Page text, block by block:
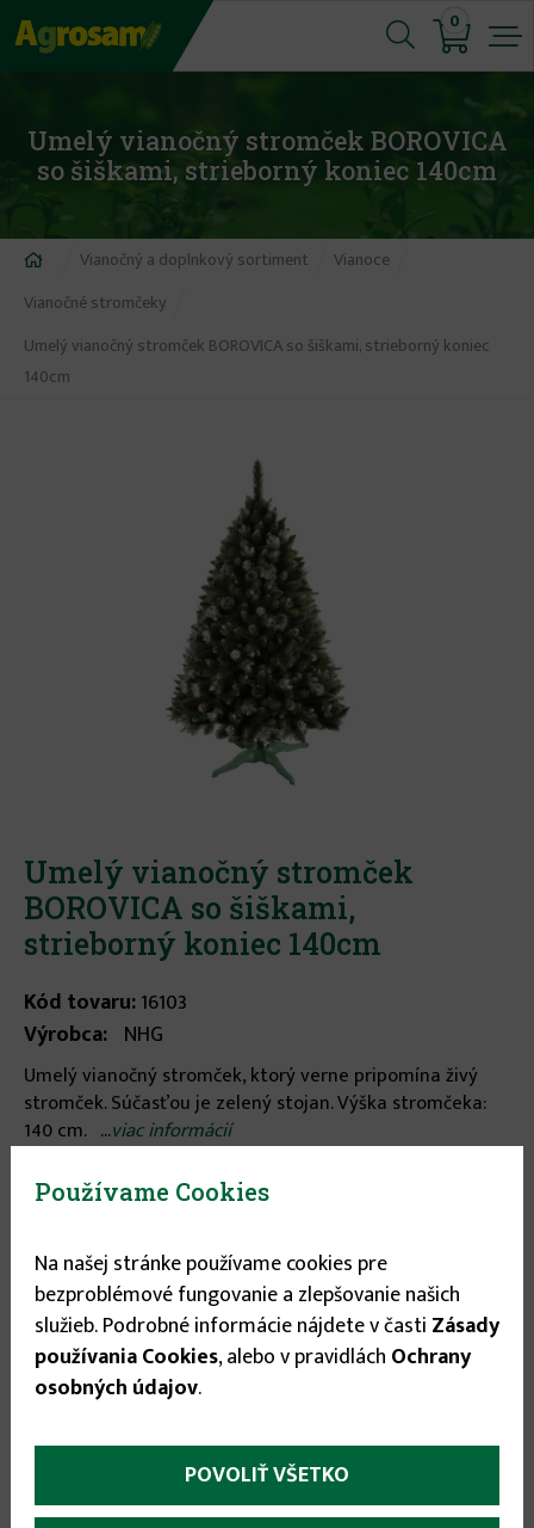
Jump
to
0
Umelý vianočný stromček BOROVICA
so šiškami, strieborný koniec 140cm
Nachádzate
sa
tu
Vianočný a doplnkový sortiment
Vianoce
Vianočné stromčeky
Umelý vianočný stromček BOROVICA so šiškami, strieborný koniec
140cm
Umelý vianočný stromček
BOROVICA so šiškami,
strieborný koniec 140cm
Kód tovaru:16103
Výrobca: NHG
Umelý vianočný stromček, ktorý verne pripomína živý
stromček. Súčasťou je zelený stojan. Výška stromčeka:
140 cm. ...viac informácií
Stav tovaru: Nie je skladom
Výška
140 cm
▾
78.45 €
Používame Cookies
Na našej stránke používame cookies pre
bezproblémové fungovanie a zlepšovanie našich
služieb. Podrobné informácie nájdete v časti Zásady
používania Cookies, alebo v pravidlách Ochrany
osobných údajov.
POVOLIŤ VŠETKO